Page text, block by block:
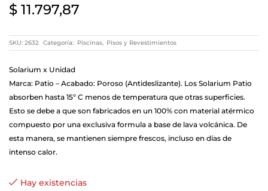
$ 11.797,87
SKU: 2632 Categoría: Piscinas, Pisos y Revestimientos
Solarium x Unidad
Marca: Patio – Acabado: Poroso (Antideslizante). Los Solarium Patio
absorben hasta 15º C menos de temperatura que otras superficies.
Esto se debe a que son fabricados en un 100% con material atérmico
compuesto por una exclusiva formula a base de lava volcánica. De
esta manera, se mantienen siempre frescos, incluso en días de
intenso calor.
Hay existencias